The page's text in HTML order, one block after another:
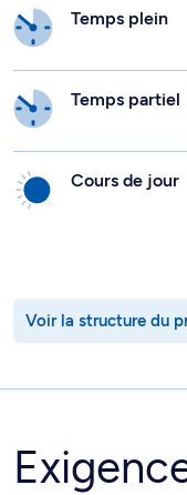
Temps plein
Temps partiel
Cours de jour
Voir la structure du